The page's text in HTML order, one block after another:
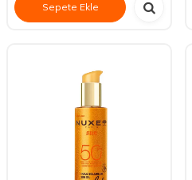
Sepete Ekle